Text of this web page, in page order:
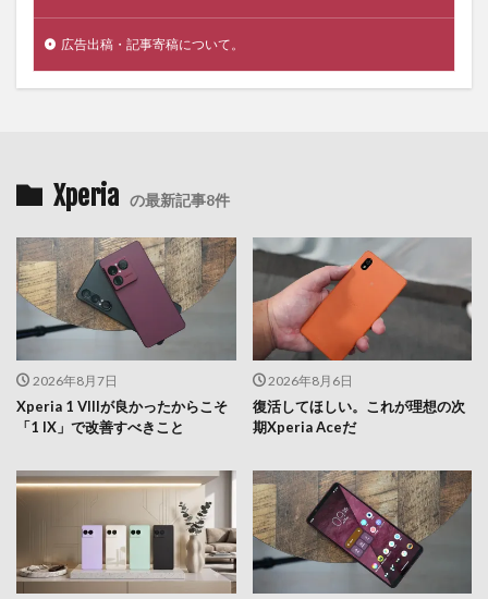
広告出稿・記事寄稿について。
Xperia の最新記事8件
2026年8月7日
Xperia 1 VIIIが良かったからこそ
「1 IX」で改善すべきこと
2026年8月6日
復活してほしい。これが理想の次
期Xperia Aceだ